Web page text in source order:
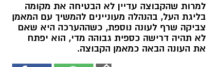
למרות שהקבוצה עדיין לא הבטיחה את מקומה
בליגת העל, בהנהלה מעוניינים להמשיך עם המאמן
צביקה שרף לעונה נוספת, כשההערכה היא שאם
לא תהיה דרישה כספית גבוהה מדי, הוא יפתח
את העונה הבאה כמאמן הקבוצה.